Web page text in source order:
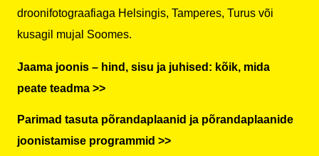
droonifotograafiaga Helsingis, Tamperes, Turus või
kusagil mujal Soomes.
Jaama joonis – hind, sisu ja juhised: kõik, mida
peate teadma >>
Parimad tasuta põrandaplaanid ja põrandaplaanide
joonistamise programmid >>